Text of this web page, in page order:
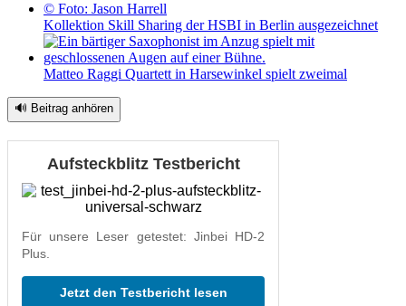
Kollektion Skill Sharing der HSBI in Berlin ausgezeichnet
Matteo Raggi Quartett in Harsewinkel spielt zweimal
🔊 Beitrag anhören
Aufsteckblitz Testbericht
Für unsere Leser getestet: Jinbei HD-2
Plus.
Jetzt den Testbericht lesen